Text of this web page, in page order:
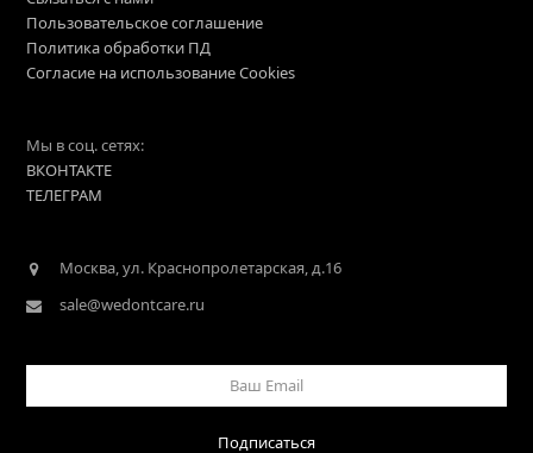
Пользовательское соглашение
Политика обработки ПД
Согласие на использование Cookies
Мы в соц. сетях:
ВКОНТАКТЕ
ТЕЛЕГРАМ
Москва, ул. Краснопролетарская, д.16
sale@wedontcare.ru
Email
Подписаться